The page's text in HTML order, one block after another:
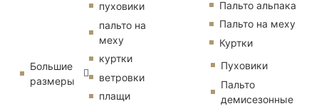
Большие
размеры
пуховики
пальто на
меху
куртки
ветровки
плащи
Пальто альпака
Пальто на меху
Куртки
Пуховики
Пальто
демисезонные